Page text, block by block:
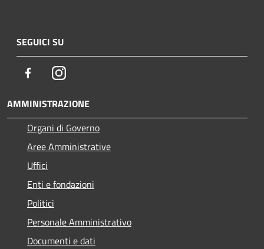
SEGUICI SU
FacebookInstagram
AMMINISTRAZIONE
Organi di Governo
Aree Amministrative
Uffici
Enti e fondazioni
Politici
Personale Amministrativo
Documenti e dati